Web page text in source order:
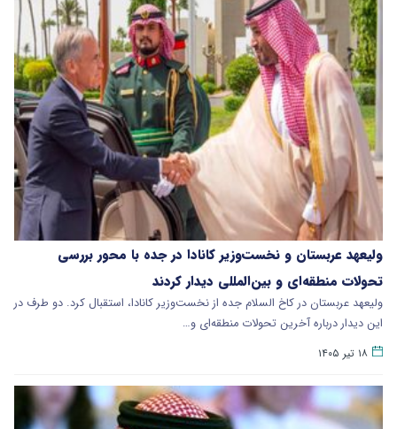
ولیعهد عربستان و نخست‌وزیر کانادا در جده با محور بررسی
تحولات منطقه‌ای و بین‌المللی دیدار کردند
ولیعهد عربستان در کاخ السلام جده از نخست‌وزیر کانادا، استقبال کرد. دو طرف در
این دیدار درباره آخرین تحولات منطقه‌ای و…
۱۸ تیر ۱۴۰۵